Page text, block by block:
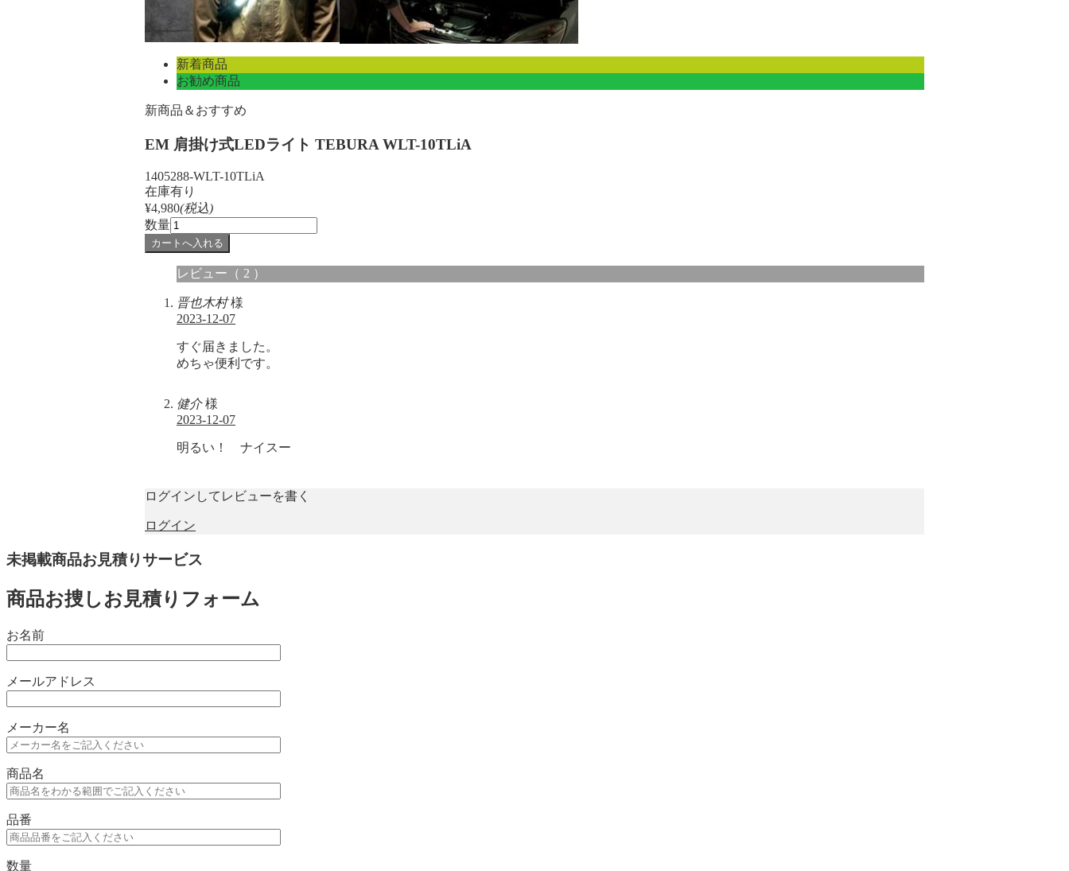
新着商品
お勧め商品
新商品＆おすすめ
EM 肩掛け式LEDライト TEBURA WLT-10TLiA
1405288-WLT-10TLiA
在庫有り
¥4,980(税込)
数量
レビュー （ 2 ）
晋也木村 様
2023-12-07
すぐ届きました。
めちゃ便利です。
健介 様
2023-12-07
明るい！ ナイスー
ログインしてレビューを書く
ログイン
未掲載商品お見積りサービス
商品お捜しお見積りフォーム
お名前
メールアドレス
メーカー名
商品名
品番
数量